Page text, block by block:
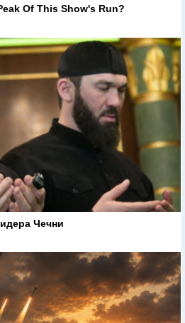
Of This Show's Run?
Чечни